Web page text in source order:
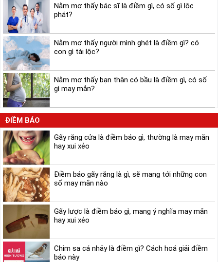
Nằm mơ thấy bác sĩ là điềm gì, có số gì lộc
phát?
Nằm mơ thấy người mình ghét là điềm gì? có
con gì tài lộc?
Nằm mơ thấy bạn thân có bầu là điềm gì, có số
gì may mắn?
ĐIỀM BÁO
Gãy răng cửa là điềm báo gì, thường là may mắn
hay xui xẻo
Điềm báo gãy răng là gì, sẽ mang tới những con
số may mắn nào
Gãy lược là điềm báo gì, mang ý nghĩa may mắn
hay xui xẻo
Chim sa cá nhảy là điềm gì? Cách hoá giải điềm
báo này